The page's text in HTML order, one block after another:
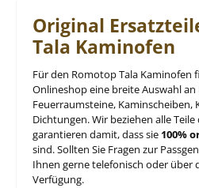
Original
Tala Kaminofen
Für den Romotop Tala Kaminofen
Onlineshop eine breite Auswahl an
Feuerraumsteine, Kaminscheiben,
Dichtungen. Wir beziehen alle
garantieren damit, dass sie 100%
sind. Sollten Sie Fragen zur
Ihnen gerne telefonisch oder über
Verfügung.